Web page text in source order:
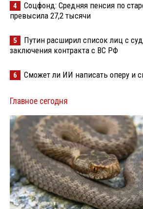
4
Соцфонд: Средняя пенсия по
превысила 27,2 тысячи
5
Путин расширил список лиц с
заключения контракта с ВС РФ
6 Сможет ли ИИ написать оперу и
Главное сегодня